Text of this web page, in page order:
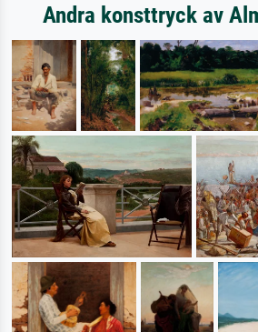
Andra konsttryck av